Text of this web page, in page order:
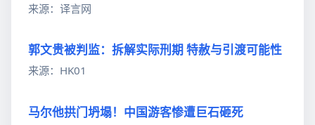
来源：译言网
郭文贵被判监：拆解实际刑期 特赦与引渡可能性
来源：HK01
马尔他拱门坍塌！中国游客惨遭巨石砸死